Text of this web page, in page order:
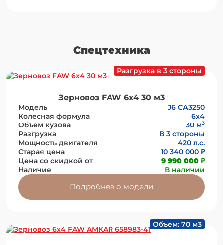
Спецтехника
Разгрузка в 3 стороны
Зерновоз FAW 6х4 30 м3
Модель
J6 СА3250
Колесная формула
6x4
Объем кузова
30 м3
Разгрузка
В 3 стороны
Мощность двигателя
420 л.с.
Старая цена
10 340 000 ₽
Цена со скидкой от
9 990 000 ₽
Наличие
В наличии
Подробнее о модели
Объем: 70 м3